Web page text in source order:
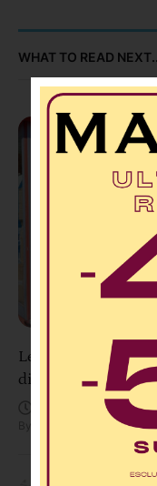
WHAT TO READ
Lettere 2.0: “Ex
di Cosenza diventa
Agosto 8, 12:28 PM